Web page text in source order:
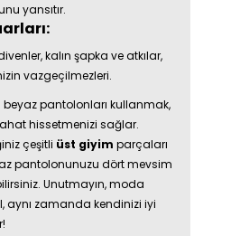
yansıtır.
kalın şapka ve atkılar,
vazgeçilmezleri.
beyaz pantolonları kullanmak,
hissetmenizi sağlar.
çeşitli üst giyim parçaları
pantolonunuzu dört mevsim
Unutmayın, moda
aynı zamanda kendinizi iyi